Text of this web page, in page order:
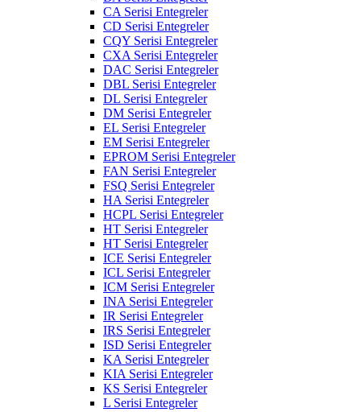
CA Serisi Entegreler
CD Serisi Entegreler
CQY Serisi Entegreler
CXA Serisi Entegreler
DAC Serisi Entegreler
DBL Serisi Entegreler
DL Serisi Entegreler
DM Serisi Entegreler
EL Serisi Entegreler
EM Serisi Entegreler
EPROM Serisi Entegreler
FAN Serisi Entegreler
FSQ Serisi Entegreler
HA Serisi Entegreler
HCPL Serisi Entegreler
HT Serisi Entegreler
HT Serisi Entegreler
ICE Serisi Entegreler
ICL Serisi Entegreler
ICM Serisi Entegreler
INA Serisi Entegreler
IR Serisi Entegreler
IRS Serisi Entegreler
ISD Serisi Entegreler
KA Serisi Entegreler
KIA Serisi Entegreler
KS Serisi Entegreler
L Serisi Entegreler